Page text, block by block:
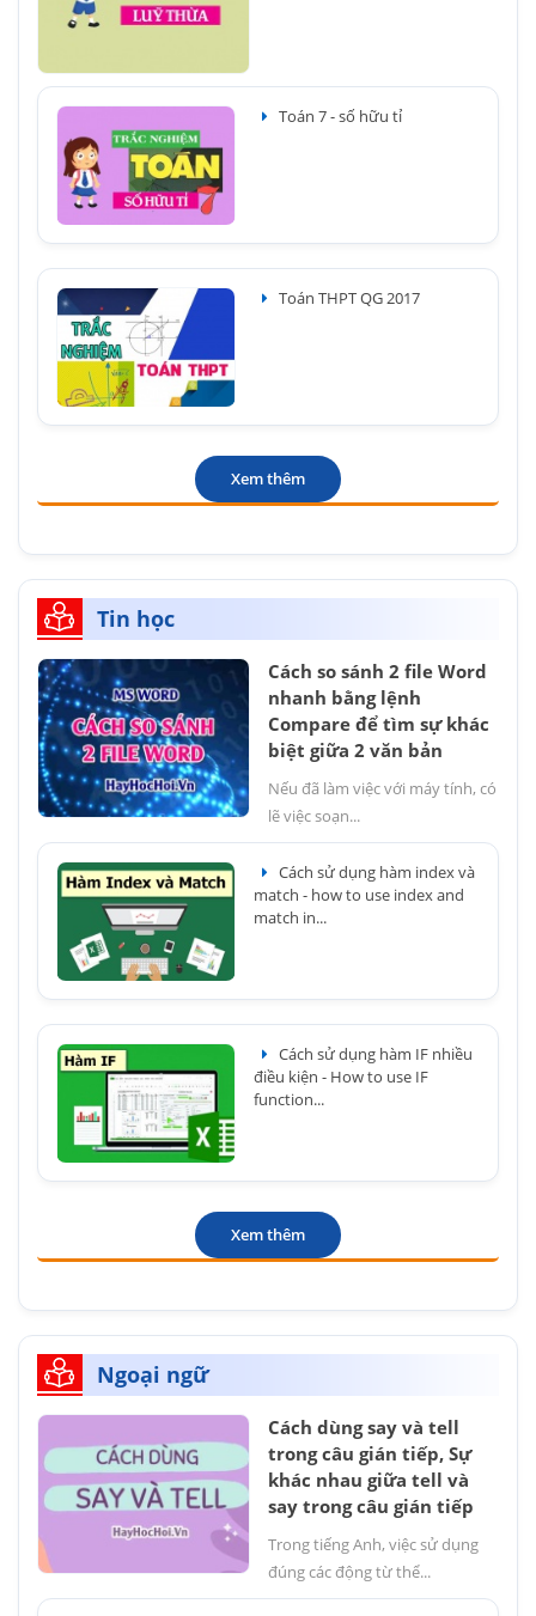
Toán 7 - số hữu tỉ
Toán THPT QG 2017
Xem thêm
Tin học
Cách so sánh 2 file Word
nhanh bằng lệnh
Compare để tìm sự khác
biệt giữa 2 văn bản
Nếu đã làm việc với máy tính, có
lẽ việc soạn...
Cách sử dụng hàm index và
match - how to use index and
match in...
Cách sử dụng hàm IF nhiều
điều kiện - How to use IF
function...
Xem thêm
Ngoại ngữ
Cách dùng say và tell
trong câu gián tiếp, Sự
khác nhau giữa tell và
say trong câu gián tiếp
Trong tiếng Anh, việc sử dụng
đúng các động từ thể...